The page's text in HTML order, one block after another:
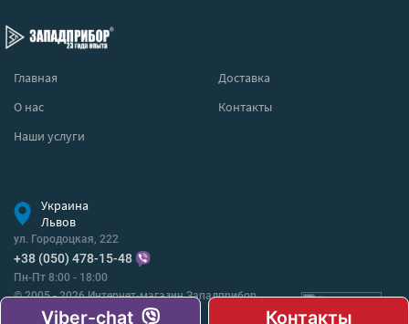
Главная
Доставка
О нас
Контакты
Наши услуги
Украина
Львов
ул. Городоцкая, 222
+38 (050) 478-15-48
Пн-Пт 8:00 - 18:00
© 2005 - 2026 Интернет-магазин Западприбор
Все права защищены.
Viber-chat Контакты